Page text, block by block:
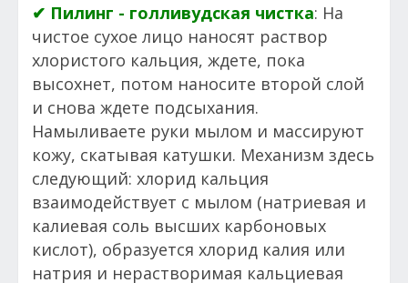
✔ Пилинг - голливудская чистка: На
чистое сухое лицо наносят раствор
хлористого кальция, ждете, пока
высохнет, потом наносите второй слой
и снова ждете подсыхания.
Намыливаете руки мылом и массируют
кожу, скатывая катушки. Механизм здесь
следующий: хлорид кальция
взаимодействует с мылом (натриевая и
калиевая соль высших карбоновых
кислот), образуется хлорид калия или
натрия и нерастворимая кальциевая